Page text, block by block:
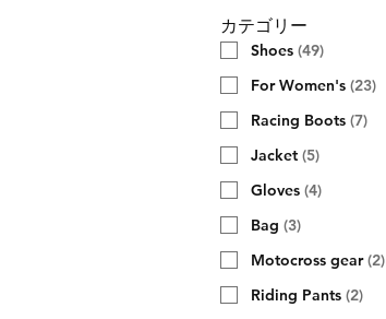
カテゴリー
Shoes (49)
For Women's (23)
Racing Boots (7)
Jacket (5)
Gloves (4)
Bag (3)
Motocross gear (2)
Riding Pants (2)